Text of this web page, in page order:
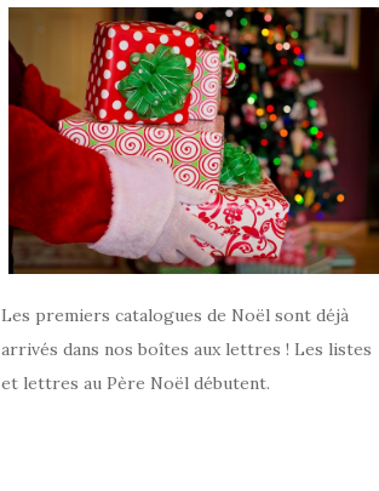
Les premiers catalogues de Noël sont déjà
arrivés dans nos boîtes aux lettres ! Les listes
et lettres au Père Noël débutent.